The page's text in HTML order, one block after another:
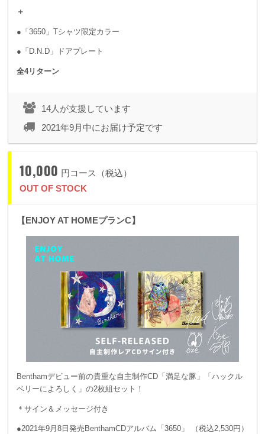
＋
●「3650」Tシャツ限定カラー
●「D.N.D」ドアプレート
全4リターン
14人が支援しています
2021年9月中にお届け予定です
10,000 円コース（税込）
OUT OF STOCK
【ENJOY AT HOMEプランC】
Benthamデビュー前の貴重な自主制作CD「満足な豚」「ハックル
ベリーによろしく」の2枚組セット！
＊サイン＆メッセージ付き
●2021年9月8日発売BenthamCDアルバム「3650」 （税込2,530円）